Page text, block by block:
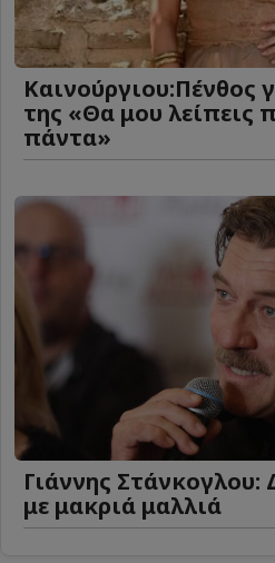
Καινούργιου:Πένθος
της «Θα μου λείπεις
πάντα»
Γιάννης Στάνκογλου:
με μακριά μαλλιά